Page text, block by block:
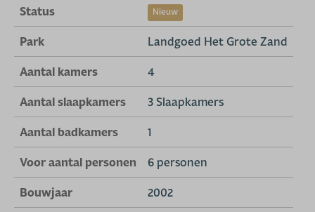
Status Nieuw
Park
Landgoed Het Grote Zand
Aantal kamers
4
Aantal slaapkamers
3 Slaapkamers
Aantal badkamers
1
Voor aantal personen
6 personen
Bouwjaar
2002